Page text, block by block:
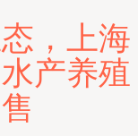
，上海
产养殖